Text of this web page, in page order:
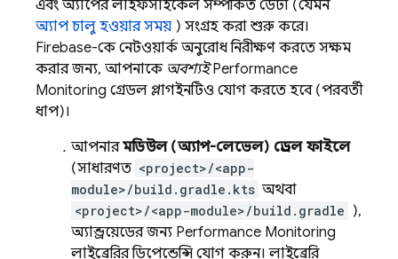
এবং অ্যাপের লাইফসাইকেল সম্পর্কিত ডেটা (যেমন
অ্যাপ চালু হওয়ার সময় ) সংগ্রহ করা শুরু করে।
Firebase-কে নেটওয়ার্ক অনুরোধ নিরীক্ষণ করতে সক্ষম
করার জন্য, আপনাকে অবশ্যই Performance
Monitoring গ্রেডল প্লাগইনটিও যোগ করতে হবে (পরবর্তী
ধাপ)।
আপনারমডিউল (অ্যাপ-লেভেল) গ্রেডল ফাইলে
(সাধারণত <project>/<app-
module>/build.gradle.kts অথবা
<project>/<app-module>/build.gradle ),
অ্যান্ড্রয়েডের জন্য Performance Monitoring
লাইব্রেরির ডিপেন্ডেন্সি যোগ করুন। লাইব্রেরি